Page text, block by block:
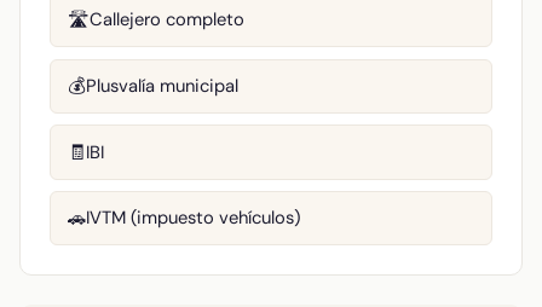
🛣️Callejero completo
💰Plusvalía municipal
🧾IBI
🚗IVTM (impuesto vehículos)